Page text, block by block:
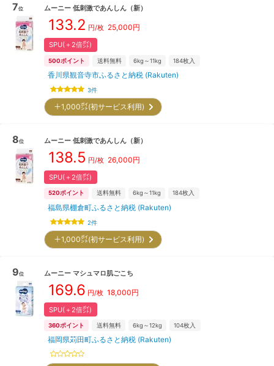
7位 ムーニー 低刺激であんしん （新）
133.2 円/枚 25,000円
SPU(＋2倍㌽)
500ポイント 送料無料 6kg～11kg 184枚入
香川県観音寺市ふるさと納税 (Rakuten)
3件
＋1,000㌽(初サービス利用)
8位 ムーニー 低刺激であんしん （新）
138.5 円/枚 26,000円
SPU(＋2倍㌽)
520ポイント 送料無料 6kg～11kg 184枚入
福島県棚倉町ふるさと納税 (Rakuten)
2件
＋1,000㌽(初サービス利用)
9位 ムーニー マシュマロ肌ごこち
169.6 円/枚 18,000円
SPU(＋2倍㌽)
360ポイント 送料無料 6kg～12kg 104枚入
福岡県苅田町ふるさと納税 (Rakuten)